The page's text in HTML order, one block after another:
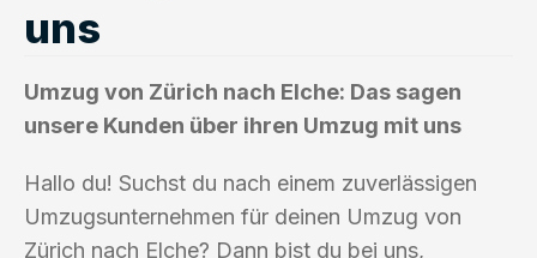
uns
Umzug von Zürich nach Elche: Das sagen
unsere Kunden über ihren Umzug mit uns
Hallo du! Suchst du nach einem zuverlässigen
Umzugsunternehmen für deinen Umzug von
Zürich nach Elche? Dann bist du bei uns,